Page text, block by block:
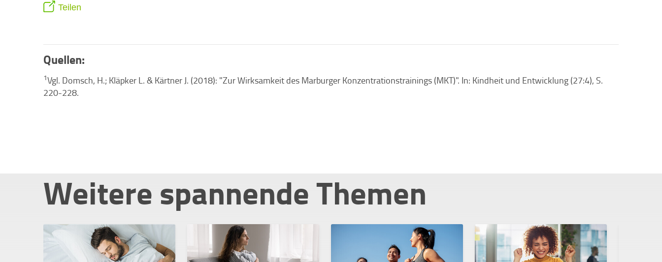
Teilen
Quellen:
1Vgl. Domsch, H.; Kläpker L. & Kärtner J. (2018): "Zur Wirksamkeit des Marburger Konzentrationstrainings (MKT)". In: Kindheit und Entwicklung (27:4), S.
220-228.
Weitere spannende Themen